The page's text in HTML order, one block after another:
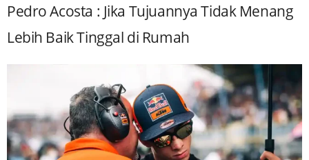
Pedro Acosta : Jika Tujuannya Tidak Menang
Lebih Baik Tinggal di Rumah